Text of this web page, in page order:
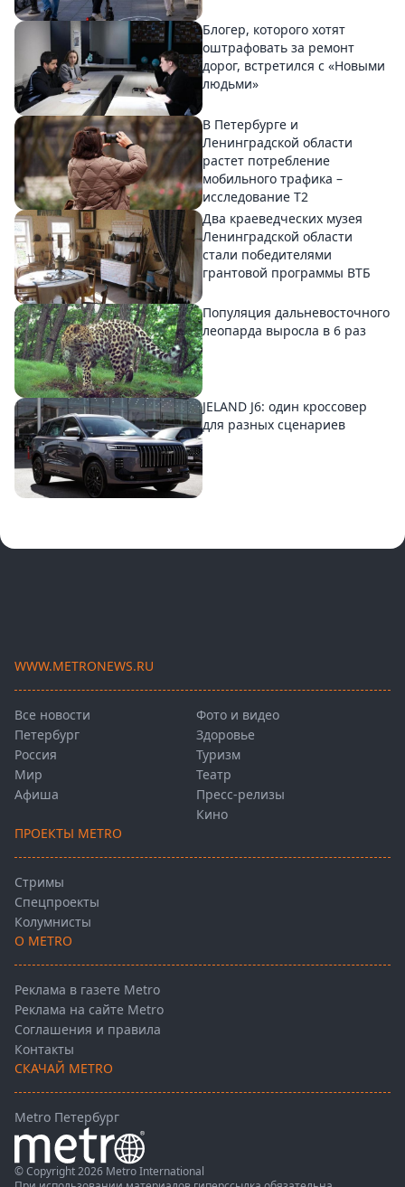
Блогер, которого хотят
оштрафовать за ремонт
дорог, встретился с «Новыми
людьми»
В Петербурге и
Ленинградской области
растет потребление
мобильного трафика –
исследование T2
Два краеведческих музея
Ленинградской области
стали победителями
грантовой программы ВТБ
Популяция дальневосточного
леопарда выросла в 6 раз
JELAND J6: один кроссовер
для разных сценариев
WWW.METRONEWS.RU
Все новости
Петербург
Россия
Мир
Афиша
Фото и видео
Здоровье
Туризм
Театр
Пресс-релизы
Кино
ПРОЕКТЫ METRO
Стримы
Спецпроекты
Колумнисты
О METRO
Реклама в газете Metro
Реклама на сайте Metro
Соглашения и правила
Контакты
СКАЧАЙ METRO
Metro Петербург
© Copyright 2026 Metro International